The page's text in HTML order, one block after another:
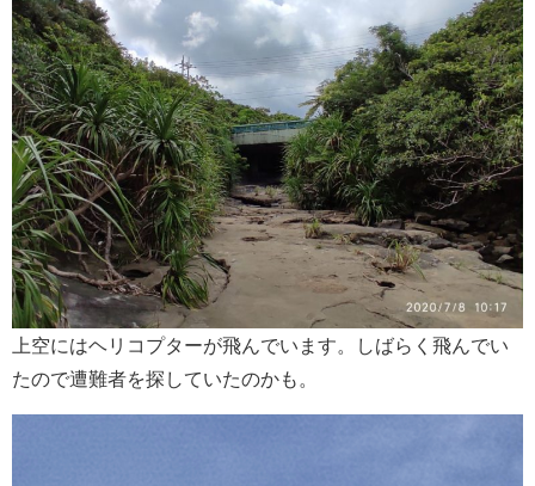
上空にはヘリコプターが飛んでいます。しばらく飛んでい
たので遭難者を探していたのかも。